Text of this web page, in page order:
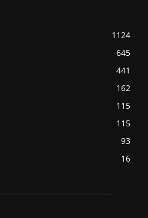
1124
645
441
162
115
115
93
16